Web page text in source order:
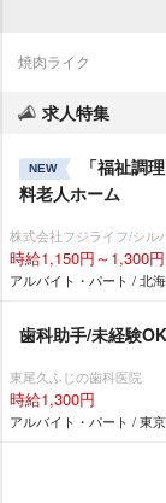
焼肉ライク
求人特集
NEW
「福祉調
料老人ホーム
株式会社フジライフ/シル
時給1,150円～1,300円
アルバイト・パート / 北
歯科助手/未経験
東尾久ふじの歯科医院
時給1,300円
アルバイト・パート / 東